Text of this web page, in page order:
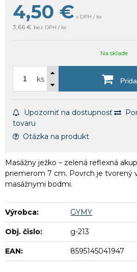
4,50 € s DPH / ks
3,66 € bez DPH / ks
Na sklade
ks
Upozorniť na dostupnosť
tovaru
Otázka na produkt
Masážny ježko – zelená reflexná
priemerom 7 cm. Povrch je tvorený
masážnymi bodmi.
Výrobca: GYMY
Obj. čislo: g-213
EAN: 8595145041947